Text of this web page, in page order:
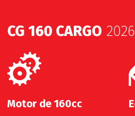
CG 160 CARGO
Motor de 160cc